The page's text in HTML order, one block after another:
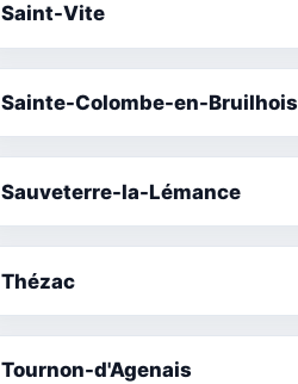
Saint-Vite
Sainte-Colombe-en-Bruilhois
Sauveterre-la-Lémance
Thézac
Tournon-d'Agenais